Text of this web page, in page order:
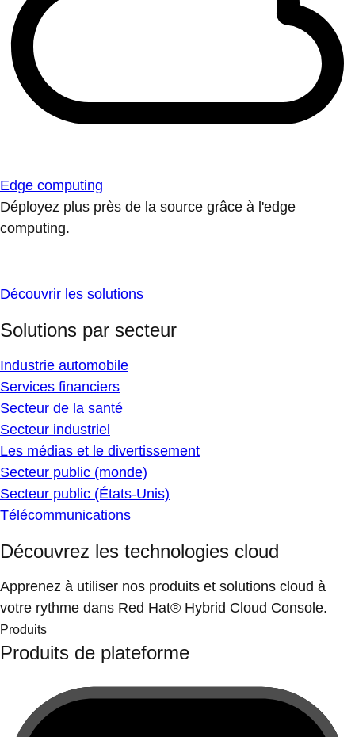
Edge computing
Déployez plus près de la source grâce à l'edge
computing.
Découvrir les solutions
Solutions par secteur
Industrie automobile
Services financiers
Secteur de la santé
Secteur industriel
Les médias et le divertissement
Secteur public (monde)
Secteur public (États-Unis)
Télécommunications
Découvrez les technologies cloud
Apprenez à utiliser nos produits et solutions cloud à
votre rythme dans Red Hat® Hybrid Cloud Console.
Produits
Produits de plateforme